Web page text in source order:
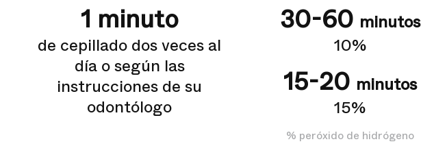
1 minuto
de cepillado dos veces al
día o según las
instrucciones de su
odontólogo
30-60 minutos
10%
15-20 minutos
15%
% peróxido de hidrógeno